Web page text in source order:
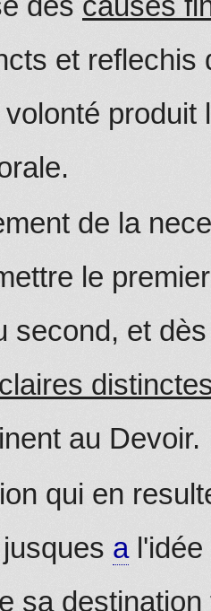
et reflechis
produit
de la
le
second, et
au Devoir.
qui en
al'idée
sa destination